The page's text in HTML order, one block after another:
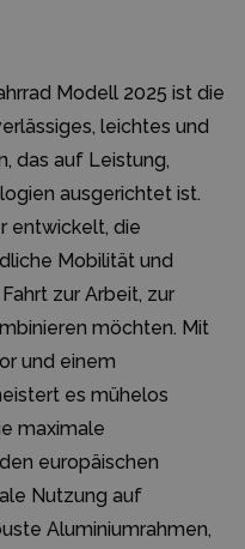
Modell 2025 ist die
leichtes und
das auf Leistung,
ausgerichtet ist.
entwickelt, die
Mobilität und
zur Arbeit, zur
möchten. Mit
und einem
es mühelos
maximale
europäischen
Nutzung auf
Aluminiumrahmen,